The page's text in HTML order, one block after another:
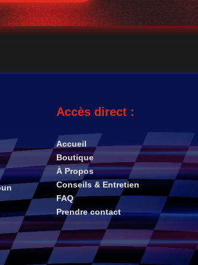
Accès direct :
Accueil
Boutique
À Propos
Conseils & Entretien
FAQ
Prendre contact